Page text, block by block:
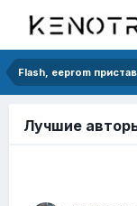
Flash, eeprom
Лучшие